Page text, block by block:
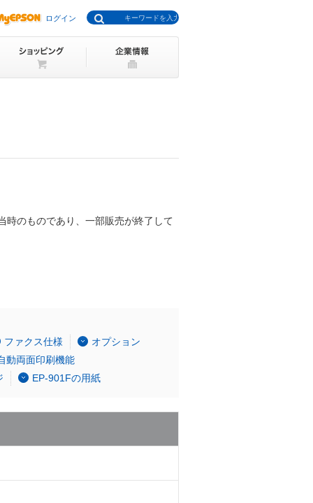
ログイン
時のものであり、一部販売が終了して
ファクス仕様
オプション
動両面印刷機能
EP-901Fの用紙